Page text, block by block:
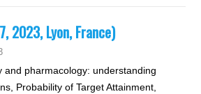
2023, Lyon, France)
and pharmacology: understanding
Probability of Target Attainment,